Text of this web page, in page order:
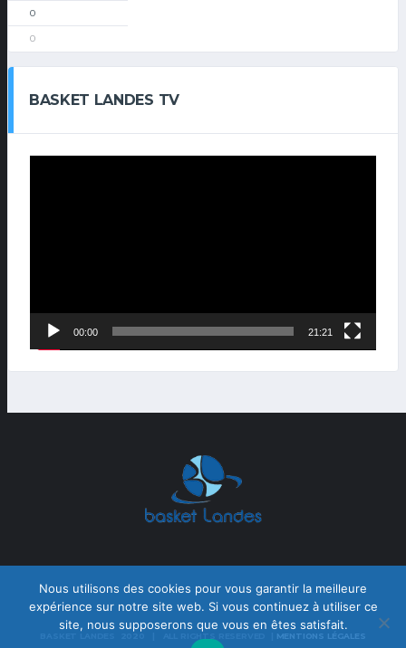
0
0
BASKET LANDES TV
00:00 21:21
MENTIONS LÉGALES
Nous utilisons des cookies pour vous garantir la meilleure
expérience sur notre site web. Si vous continuez à utiliser ce
site, nous supposerons que vous en êtes satisfait.